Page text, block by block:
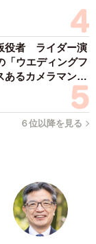
役者 ライダー演
「ウエディングフ
るカメラマン求
６位以降を見る